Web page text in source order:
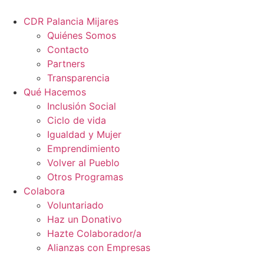
CDR Palancia Mijares
Quiénes Somos
Contacto
Partners
Transparencia
Qué Hacemos
Inclusión Social
Ciclo de vida
Igualdad y Mujer
Emprendimiento
Volver al Pueblo
Otros Programas
Colabora
Voluntariado
Haz un Donativo
Hazte Colaborador/a
Alianzas con Empresas